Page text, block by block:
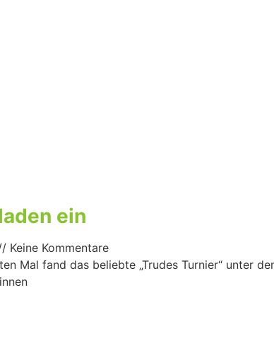
ein
Keine Kommentare
Mal fand das beliebte „Trudes Turnier“ unter